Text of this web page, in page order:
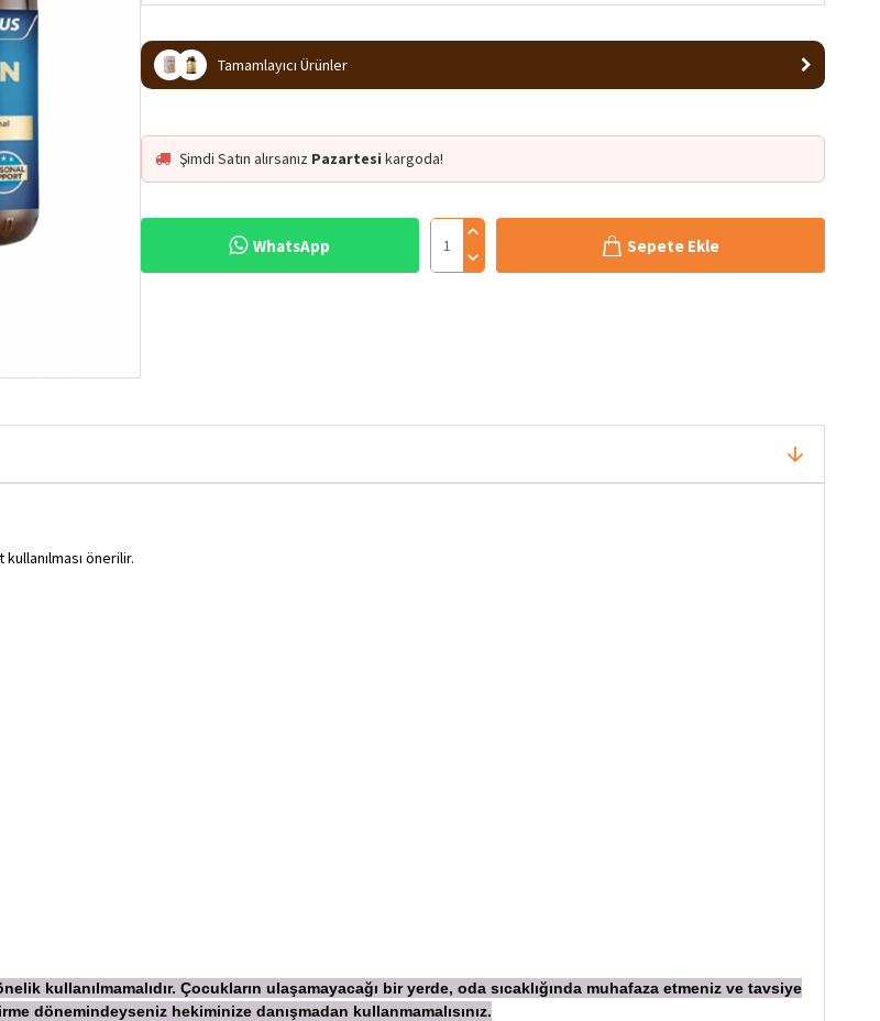
Tamamlayıcı Ürünler
Şimdi Satın alırsanız Pazartesi kargoda!
WhatsApp Sepete Ekle
önerilir.
kullanılmamalıdır. Çocukların ulaşamayacağı bir yerde, oda sıcaklığında muhafaza etmeniz ve tavsiye
dönemindeyseniz hekiminize danışmadan kullanmamalısınız.